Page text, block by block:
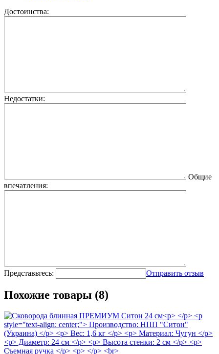
Достоинства:
Недостатки:
Общие
впечатления:
Представьтесь: Отправить отзыв
Похожие товары (8)